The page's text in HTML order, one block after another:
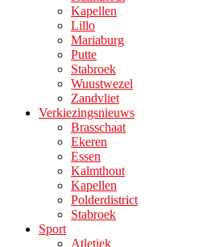
Kapellen
Lillo
Mariaburg
Putte
Stabroek
Wuustwezel
Zandvliet
Verkiezingsnieuws
Brasschaat
Ekeren
Essen
Kalmthout
Kapellen
Polderdistrict
Stabroek
Sport
Atletiek